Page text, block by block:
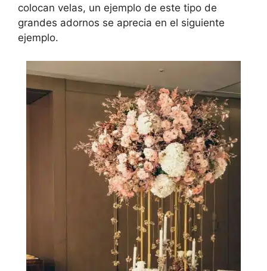
colocan velas, un ejemplo de este tipo de
grandes adornos se aprecia en el siguiente
ejemplo.